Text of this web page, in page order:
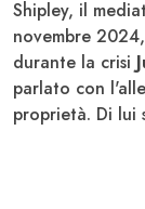
Shipley, il
novembre
durante la crisi
parlato con
proprietà. Di lui